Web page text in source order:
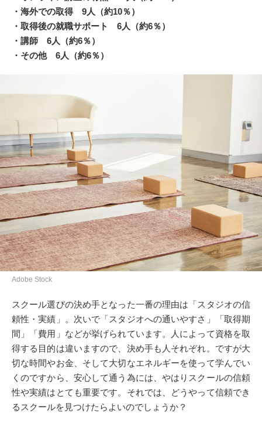
・海外での取得 9人（約10％）
・取得後の就職サポート 6人（約6％）
・講師 6人（約6％）
・その他 6人（約6％）
Adobe Stock
スクール選びの決め手となった一番の理由は「スタジオの信
頼性・実績」。次いで「スタジオへの通いやすさ」「取得期
間」「費用」などが挙げられています。人によって資格を取
得する目的は違いますので、決め手も人それぞれ。ですが大
切な時間やお金、そして大切なエネルギーを使って学んでい
くのですから、安心して通う為には、やはりスクールの信頼
性や実績はとても重要です。それでは、どうやって信頼でき
るスクールを見つけたらよいのでしょうか？